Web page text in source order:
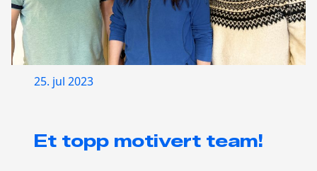
25. jul 2023
Et topp motivert team!